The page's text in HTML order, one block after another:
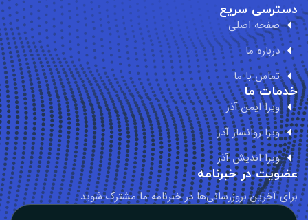
سریع
صفحه اصلی
درباره ما
تماس با ما
ما
ویرا ایمن آذر
ویرا روانساز آذر
ویرا اندیش آذر
در خبرنامه
آخرین بروزرسانی‌ها در خبرنامه ما مشترک شوید.